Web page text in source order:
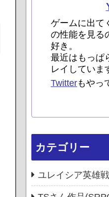
ゲームに出て
の性能を見る
好き。
最近はもっぱ
レイしていま
Twitterもやっ
カテゴリー
ユレイシア英雄